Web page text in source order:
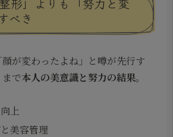
べき
顔が変わったよね」と噂が先行す
で本人の美意識と努力の結果。
上
美容管理